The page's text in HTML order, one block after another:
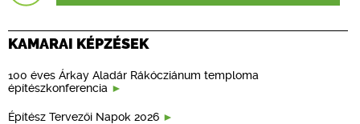
KAMARAI KÉPZÉSEK
100 éves Árkay Aladár Rákócziánum temploma
építészkonferencia
Építész Tervezői Napok 2026